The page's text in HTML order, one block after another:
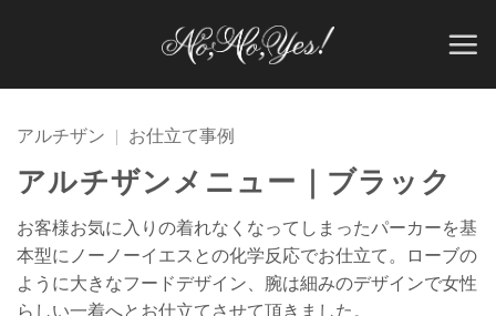
アルチザン | お仕立て事例
アルチザンメニュー｜ブラック
お客様お気に入りの着れなくなってしまったパーカーを基
本型にノーノーイエスとの化学反応でお仕立て。ローブの
ように大きなフードデザイン、腕は細みのデザインで女性
らしい一着へとお仕立てさせて頂きました。